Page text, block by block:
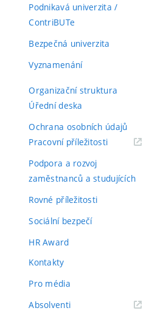
Podnikavá univerzita /
ContriBUTe
Bezpečná univerzita
Vyznamenání
Organizační struktura
Úřední deska
Ochrana osobních údajů
Pracovní příležitosti(externí
Podpora a rozvoj
zaměstnanců a studujících
Rovné příležitosti
Sociální bezpečí
HR Award
Kontakty
Pro média
Absolventi(externí